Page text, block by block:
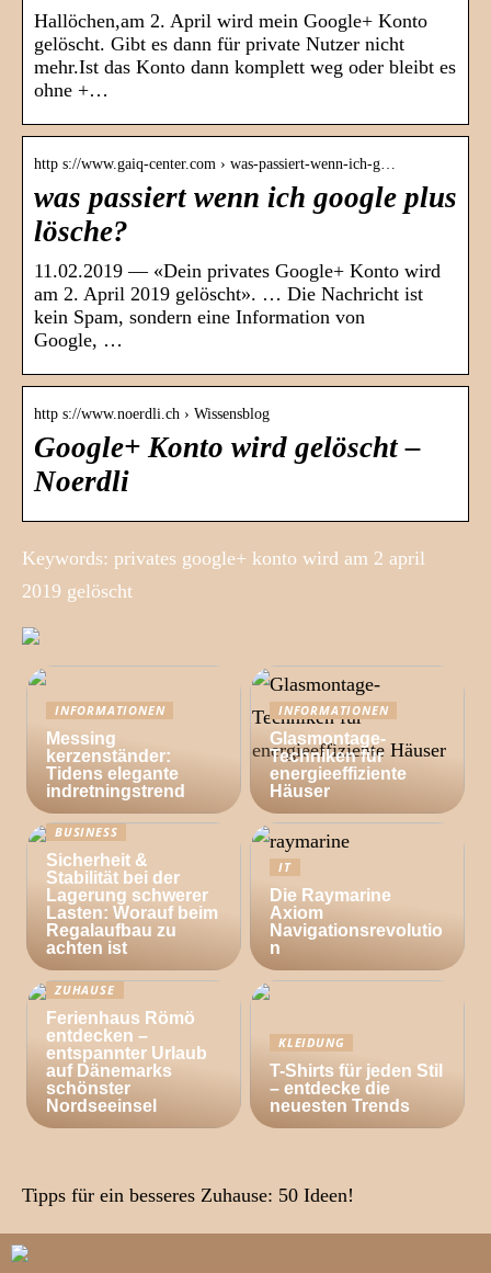
Hallöchen,am 2. April wird mein Google+ Konto
gelöscht. Gibt es dann für private Nutzer nicht
mehr.Ist das Konto dann komplett weg oder bleibt es
ohne +…
http s://www.gaiq-center.com › was-passiert-wenn-ich-g…
was passiert wenn ich google plus
lösche?
11.02.2019 — «Dein privates Google+ Konto wird
am 2. April 2019 gelöscht». … Die Nachricht ist
kein Spam, sondern eine Information von
Google, …
http s://www.noerdli.ch › Wissensblog
Google+ Konto wird gelöscht –
Noerdli
Keywords: privates google+ konto wird am 2 april
2019 gelöscht
INFORMATIONEN
Messing
kerzenständer:
Tidens elegante
indretningstrend
INFORMATIONEN
Glasmontage-
Techniken für
energieeffiziente
Häuser
BUSINESS
Sicherheit &
Stabilität bei der
Lagerung schwerer
Lasten: Worauf beim
Regalaufbau zu
achten ist
IT
Die Raymarine
Axiom
Navigationsrevolutio
n
ZUHAUSE
Ferienhaus Römö
entdecken –
entspannter Urlaub
auf Dänemarks
schönster
Nordseeinsel
KLEIDUNG
T-Shirts für jeden Stil
– entdecke die
neuesten Trends
Tipps für ein besseres Zuhause: 50 Ideen!